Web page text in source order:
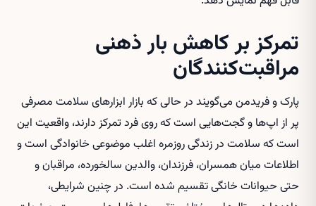
تمرکز بر کاهش بار ذهنی
مراقبت‌کنندگان
پارک و فریدمن می‌گویند در حالی که بازار ابزارهای سلامت مصرفی
پر از اپ‌ها و گجت‌هایی است که روی فرد تمرکز دارند، واقعیت این
است که سلامت در زندگی روزمره اغلب موضوعی خانوادگی است و
اطلاعات میان همسران، فرزندان، والدین سالخورده، مراقبان و
حتی حیوانات خانگی تقسیم شده است. در چنین شرایطی،